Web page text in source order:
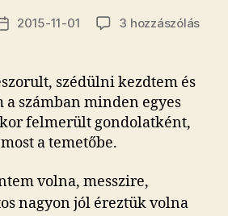
Bejegyzés
2015-11-01 3 hozzászólás
szédülni kezdtem és
a számban minden egyes
felmerült gondolatként,
a temetőbe.
volna, messzire,
nagyon jól éreztük volna